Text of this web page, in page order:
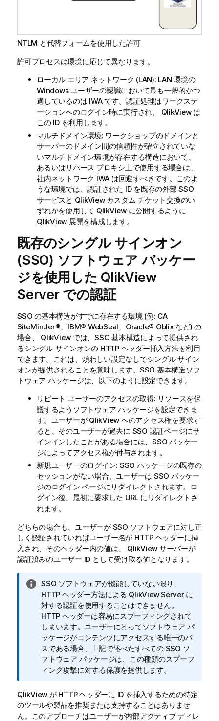
NTLM と代替フォームを使用した許可
許可プロセスは環境に応じて異なります。
ローカル エリア ネットワーク (LAN): LAN 環境の
Windows ユーザーの認識において最も一般的かつ
適しているのは IWA です。認証処理はワークステ
ーションへのログイン時に実行され、 QlikViewは
この ID を利用します。
マルチドメイン環境: ワークショップのドメインと
サーバーのドメイン間の信頼性が確立されていな
いマルチドメイン環境が存在する構造において、
あるいはリバース プロキシ上で使用する場合は、
社内ネットワーク IWA は回避すべきです。このよ
うな環境では、認証された ID を既存の外部 SSO
サービスと QlikViewカスタム チケット交換のい
ずれかを使用して QlikViewに公開するように
QlikView 展開を構成します。
既存のシングル サインオン
(SSO) ソフトウェア パッケー
ジを使用した QlikView
Serverでの認証
SSO の基本構造がすでに存在する環境 (例: CA
SiteMinder®、IBM® WebSeal、Oracle® Oblix など) の
場合、 QlikView では、SSO 基本構造によって提供され
るシングル サインオンの HTTP ヘッダー挿入方法を利用
できます。これは、煩わしい設定なしでシングル サイン
オンが提供されることを意味します。SSO 基本構造ソフ
トウェア パッケージは、以下のように設定できます。
リピート ユーザーのアクセスの取得: リソースを保
護するようソフトウェア パッケージを設定できま
す。ユーザーが QlikView へのアクセス権を要求す
ると、そのユーザーが過去に SSO 認証ページにサ
インインしたことがある場合には、SSO パッケー
ジによってアクセス権が付与されます。
新規ユーザーのログイン: SSO パッケージの既存の
セッションがない場合、ユーザーは SSO パッケー
ジのログイン ページにリダイレクトされます。ロ
グイン後、最初に要求した URL にリダイレクトさ
れます。
どちらの場合も、ユーザーが SSO ソフトウェアに対し正
しく認証されていればユーザー名が HTTP ヘッダーに挿
入され、そのヘッダー内の値は、 QlikView サーバーが
認証済みのユーザー ID として受け取る値となります。
情
報
メ
モ
SSO ソフトウェアが機能していない限り、
HTTP ヘッダー方法による QlikView Serverに
対する認証を使用することはできません。
HTTP ヘッダーは容易にスプーフィングされて
しまいます。ユーザーにとってソフトウェア パ
ッケージがコンテンツにアクセスする唯一のパ
スである場合、上記で述べたすべての SSO ソ
フトウェア パッケージは、この種類のスプーフ
ィング攻撃に対する保護を提供します。
QlikView が HTTP ヘッダーに ID を挿入するための特定
のツールや製品を推奨または支持することはありませ
ん。このアプローチはユーザーが内部アクティブ ディレ